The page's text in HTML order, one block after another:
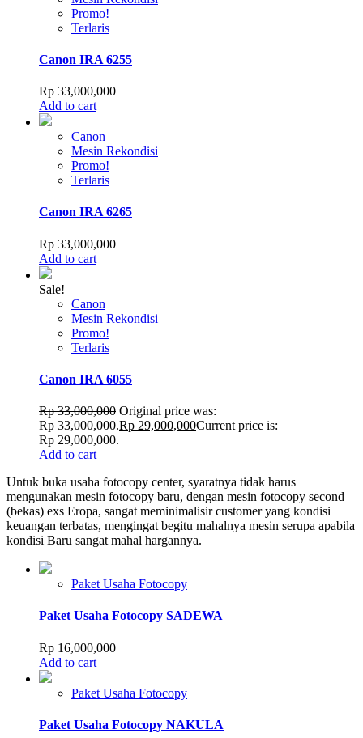
Promo!
Terlaris
Canon IRA 6255
Rp 33,000,000
Add to cart
Canon
Mesin Rekondisi
Promo!
Terlaris
Canon IRA 6265
Rp 33,000,000
Add to cart
Sale!
Canon
Mesin Rekondisi
Promo!
Terlaris
Canon IRA 6055
Rp33,000,000 Original price was:
Rp 33,000,000.Rp 29,000,000Current price is:
Rp 29,000,000.
Add to cart
Untuk buka usaha fotocopy center, syaratnya tidak harus
mengunakan mesin fotocopy baru, dengan mesin fotocopy second
(bekas) exs Eropa, sangat meminimalisir customer yang kondisi
keuangan terbatas, mengingat begitu mahalnya mesin serupa apabila
kondisi Baru sangat mahal hargannya.
Paket Usaha Fotocopy
Paket Usaha Fotocopy SADEWA
Rp 16,000,000
Add to cart
Paket Usaha Fotocopy
Paket Usaha Fotocopy NAKULA